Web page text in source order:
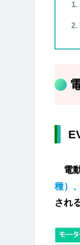
電動
種）
され